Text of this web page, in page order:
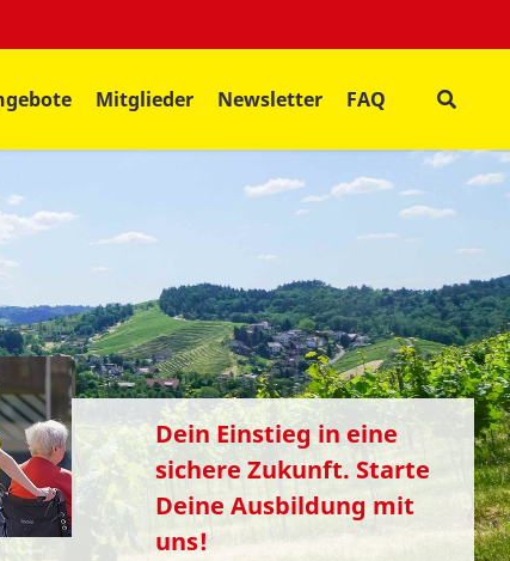
Mitglieder Newsletter FAQ
Dein Einstieg in eine
sichere Zukunft. Starte
Deine Ausbildung mit
uns!